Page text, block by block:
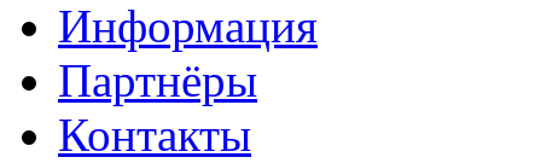
Информация
Партнёры
Контакты